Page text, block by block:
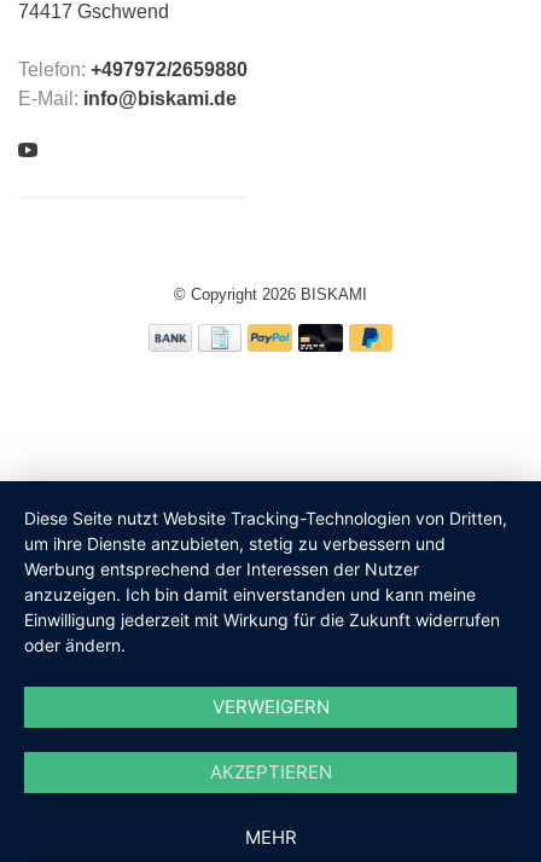
74417 Gschwend
Telefon: +497972/2659880
E-Mail: info@biskami.de
© Copyright 2026 BISKAMI
Diese Seite nutzt Website Tracking-Technologien von Dritten,
um ihre Dienste anzubieten, stetig zu verbessern und
Werbung entsprechend der Interessen der Nutzer
anzuzeigen. Ich bin damit einverstanden und kann meine
Einwilligung jederzeit mit Wirkung für die Zukunft widerrufen
oder ändern.
VERWEIGERN
AKZEPTIEREN
MEHR
Kundenbewertungen und Erfahrungen zu
100
%
ProvenExpert.com
Bewertungen auf ProvenExpert.com